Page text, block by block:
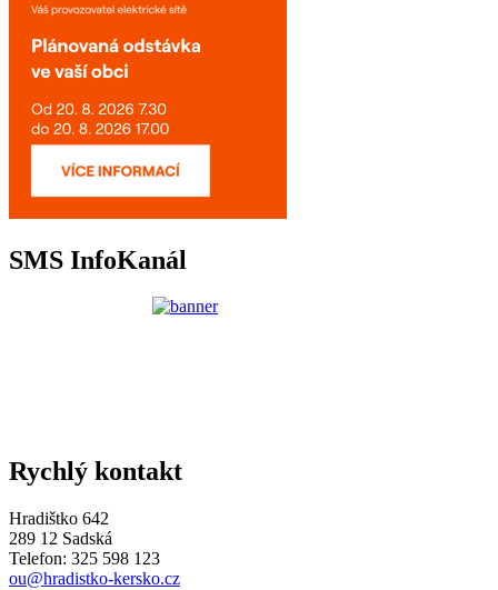
SMS InfoKanál
Rychlý kontakt
Hradištko 642
289 12 Sadská
Telefon: 325 598 123
ou@hradistko-kersko.cz